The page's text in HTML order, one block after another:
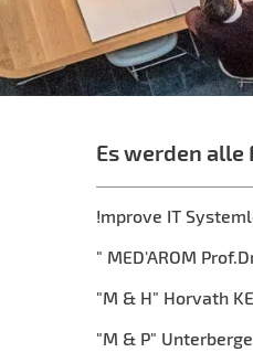
Es werden alle
!mprove IT
" MED'AROM
"M & H" Horvath
"M & P"